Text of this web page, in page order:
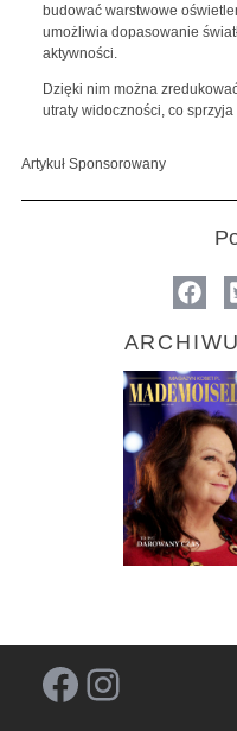
budować warstwowe
umożliwia dopasowanie
aktywności.
Dzięki nim można
utraty widoczności, co
Artykuł Sponsorowany
Facebook Instagram